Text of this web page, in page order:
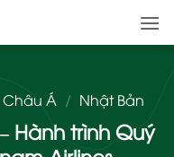
Châu Á / Nhật Bản
Hành trình Quý